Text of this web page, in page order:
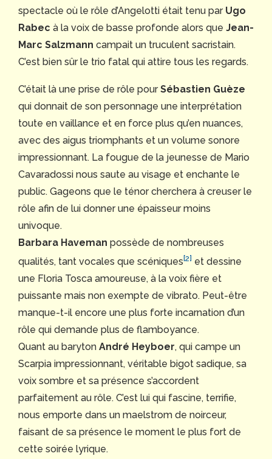
spectacle où le rôle d’Angelotti était tenu par Ugo
Rabec à la voix de basse profonde alors que Jean-
Marc Salzmann campait un truculent sacristain.
C’est bien sûr le trio fatal qui attire tous les regards.
C’était là une prise de rôle pourSébastien Guèze
qui donnait de son personnage une interprétation
toute en vaillance et en force plus qu’en nuances,
avec des aigus triomphants et un volume sonore
impressionnant. La fougue de la jeunesse de Mario
Cavaradossi nous saute au visage et enchante le
public. Gageons que le ténor cherchera à creuser le
rôle afin de lui donner une épaisseur moins
univoque.
Barbara Haveman possède de nombreuses
qualités, tant vocales que scéniques[2] et dessine
une Floria Tosca amoureuse, à la voix fière et
puissante mais non exempte de vibrato. Peut-être
manque-t-il encore une plus forte incarnation d’un
rôle qui demande plus de flamboyance.
Quant au baryton André Heyboer, qui campe un
Scarpia impressionnant, véritable bigot sadique, sa
voix sombre et sa présence s’accordent
parfaitement au rôle. C’est lui qui fascine, terrifie,
nous emporte dans un maelstrom de noirceur,
faisant de sa présence le moment le plus fort de
cette soirée lyrique.